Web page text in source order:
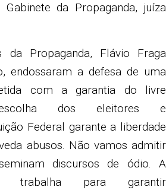
da Propaganda, juíza
da Propaganda, Flávio Fraga
endossaram a defesa de uma
com a garantia do livre
dos eleitores e
Federal garante a liberdade
abusos. Não vamos admitir
discursos de ódio. A
trabalha para garantir